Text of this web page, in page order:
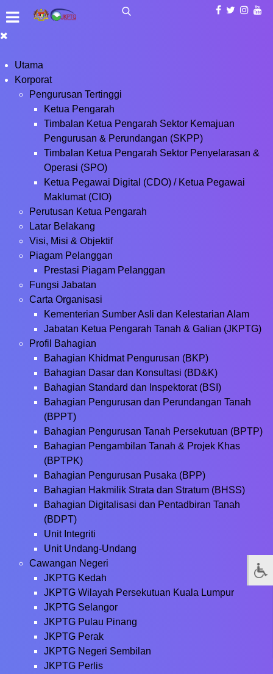
Utama
Korporat
Pengurusan Tertinggi
Ketua Pengarah
Timbalan Ketua Pengarah Sektor Kemajuan
Pengurusan & Perundangan (SKPP)
Timbalan Ketua Pengarah Sektor Penyelarasan &
Operasi (SPO)
Ketua Pegawai Digital (CDO) / Ketua Pegawai
Maklumat (CIO)
Perutusan Ketua Pengarah
Latar Belakang
Visi, Misi & Objektif
Piagam Pelanggan
Prestasi Piagam Pelanggan
Fungsi Jabatan
Carta Organisasi
Kementerian Sumber Asli dan Kelestarian Alam
Jabatan Ketua Pengarah Tanah & Galian (JKPTG)
Profil Bahagian
Bahagian Khidmat Pengurusan (BKP)
Bahagian Dasar dan Konsultasi (BD&K)
Bahagian Standard dan Inspektorat (BSI)
Bahagian Pengurusan dan Perundangan Tanah
(BPPT)
Bahagian Pengurusan Tanah Persekutuan (BPTP)
Bahagian Pengambilan Tanah & Projek Khas
(BPTPK)
Bahagian Pengurusan Pusaka (BPP)
Bahagian Hakmilik Strata dan Stratum (BHSS)
Bahagian Digitalisasi dan Pentadbiran Tanah
(BDPT)
Unit Integriti
Unit Undang-Undang
Cawangan Negeri
JKPTG Kedah
JKPTG Wilayah Persekutuan Kuala Lumpur
JKPTG Selangor
JKPTG Pulau Pinang
JKPTG Perak
JKPTG Negeri Sembilan
JKPTG Perlis